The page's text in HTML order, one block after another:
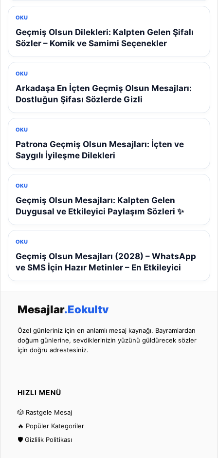
OKU
Geçmiş Olsun Dilekleri: Kalpten Gelen Şifalı
Sözler – Komik ve Samimi Seçenekler
OKU
Arkadaşa En İçten Geçmiş Olsun Mesajları:
Dostluğun Şifası Sözlerde Gizli
OKU
Patrona Geçmiş Olsun Mesajları: İçten ve
Saygılı İyileşme Dilekleri
OKU
Geçmiş Olsun Mesajları: Kalpten Gelen
Duygusal ve Etkileyici Paylaşım Sözleri ✨
OKU
Geçmiş Olsun Mesajları (2028) – WhatsApp
ve SMS İçin Hazır Metinler – En Etkileyici
Mesajlar.Eokultv
Özel günleriniz için en anlamlı mesaj kaynağı. Bayramlardan
doğum günlerine, sevdiklerinizin yüzünü güldürecek sözler
için doğru adrestesiniz.
HIZLI MENÜ
🎲 Rastgele Mesaj
🔥 Popüler Kategoriler
🛡️ Gizlilik Politikası